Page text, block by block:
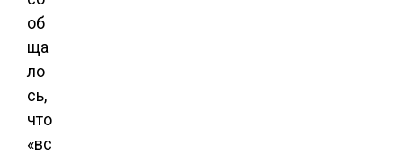
об
ща
ло
сь,
что
«вс